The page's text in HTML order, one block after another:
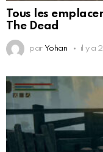
Tous les
The Dead
par Yohan il y a